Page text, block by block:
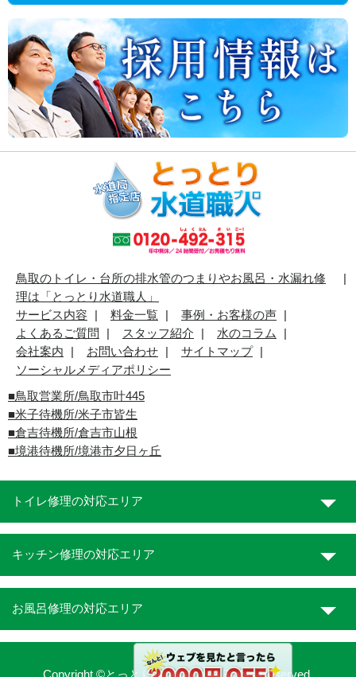
鳥取のトイレ・台所の排水管のつまりやお風呂・水漏れ修
理は「とっとり水道職人」
サービス内容
料金一覧
事例・お客様の声
よくあるご質問
スタッフ紹介
水のコラム
会社案内
お問い合わせ
サイトマップ
ソーシャルメディアポリシー
■鳥取営業所/鳥取市叶445
■米子待機所/米子市皆生
■倉吉待機所/倉吉市山根
■境港待機所/境港市夕日ヶ丘
トイレ修理の対応エリア
キッチン修理の対応エリア
お風呂修理の対応エリア